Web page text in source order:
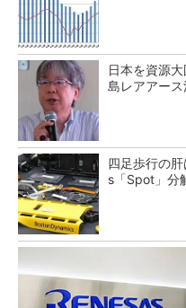
日本を資源
島レアアー
四足歩行の
s「Spot」分